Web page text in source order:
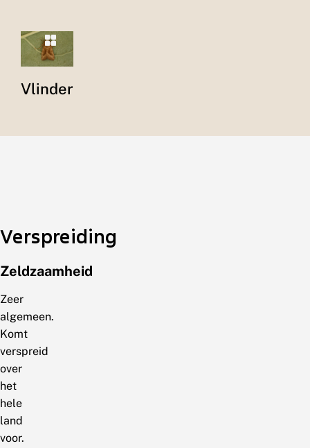
Vlinder
Verspreiding
Zeldzaamheid
Zeer
algemeen.
Komt
verspreid
over
het
hele
land
voor.